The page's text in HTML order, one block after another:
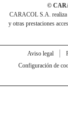
©
CARACOL S.A. realiza
y otras prestaciones
Aviso legal
Configuración de